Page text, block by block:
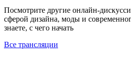
Посмотрите другие онлайн-
сферой дизайна, моды и
знаете, с чего начать
Все трансляции